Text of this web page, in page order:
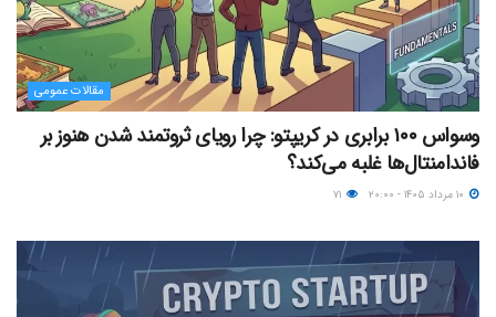
مقالات عمومی
وسواس ۱۰۰ برابری در کریپتو: چرا رویای ثروتمند شدن هنوز بر
فاندامنتال‌ها غلبه می‌کند؟